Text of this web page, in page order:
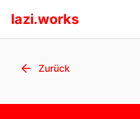
lazi.works
Zurück